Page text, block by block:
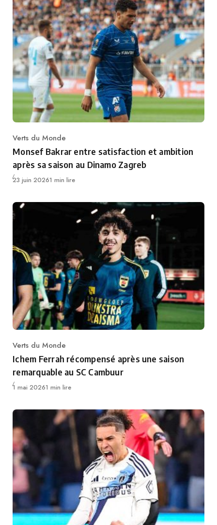
Category
Verts du Monde
Monsef Bakrar entre satisfaction et ambition
après sa saison au Dinamo Zagreb
Publié
23 juin 20261 min lire
Category
Verts du Monde
Ichem Ferrah récompensé après une saison
remarquable au SC Cambuur
Publié
1 mai 20261 min lire